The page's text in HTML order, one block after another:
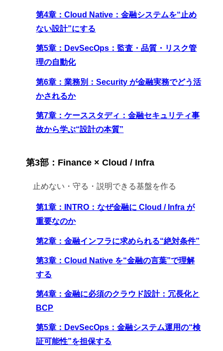
第4章：Cloud Native：金融システムを“止め
ない設計”にする
第5章：DevSecOps：監査・品質・リスク管
理の自動化
第6章：業務別：Security が金融実務でどう活
かされるか
第7章：ケーススタディ：金融セキュリティ事
故から学ぶ“設計の本質”
第3部：Finance × Cloud / Infra
止めない・守る・説明できる基盤を作る
第1章：INTRO：なぜ金融に Cloud / Infra が
重要なのか
第2章：金融インフラに求められる“絶対条件”
第3章：Cloud Native を“金融の言葉”で理解
する
第4章：金融に必須のクラウド設計：冗長化と
BCP
第5章：DevSecOps：金融システム運用の“検
証可能性”を担保する